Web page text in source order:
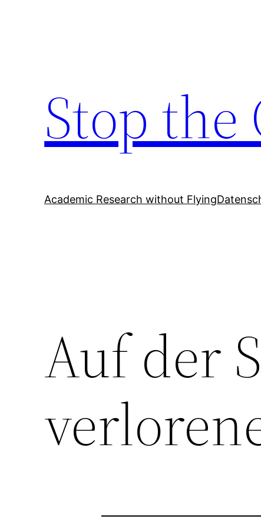
Stop
Academic Research without Flying
Auf der